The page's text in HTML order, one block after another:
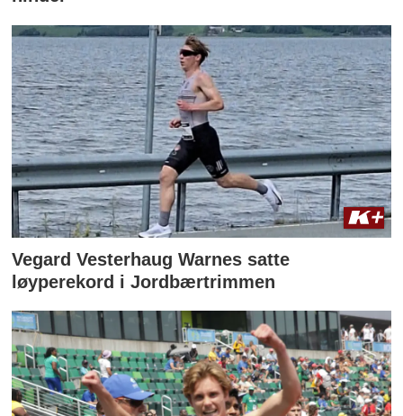
Vegard Vesterhaug Warnes satte
løyperekord i Jordbærtrimmen